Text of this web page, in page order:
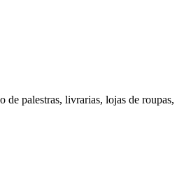
palestras, livrarias, lojas de